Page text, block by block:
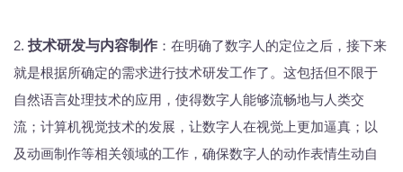
2. 技术研发与内容制作 ：在明确了数字人的定位之后，接下来
就是根据所确定的需求进行技术研发工作了。这包括但不限于
自然语言处理技术的应用，使得数字人能够流畅地与人类交
流；计算机视觉技术的发展，让数字人在视觉上更加逼真；以
及动画制作等相关领域的工作，确保数字人的动作表情生动自